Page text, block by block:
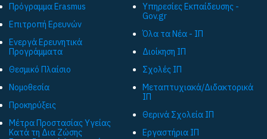
Πρόγραμμα Εrasmus
Επιτροπή Ερευνών
Ενεργά Ερευνητικά
Προγράμματα
Θεσμικό Πλαίσιο
Νομοθεσία
Προκηρύξεις
Μέτρα Προστασίας Υγείας
Κατά τη Δια Ζώσης
Υπηρεσίες Εκπαίδευσης -
Gov.gr
Όλα τα Νέα - ΙΠ
Διοίκηση ΙΠ
Σχολές ΙΠ
Μεταπτυχιακά/Διδακτορικά
ΙΠ
Θερινά Σχολεία ΙΠ
Εργαστήρια ΙΠ